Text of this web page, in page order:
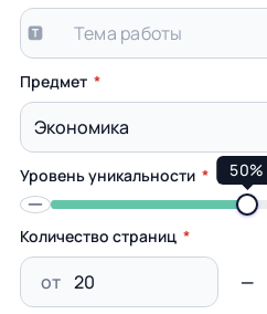
Предмет
Уровень уникальности 50%
Количество страниц
от